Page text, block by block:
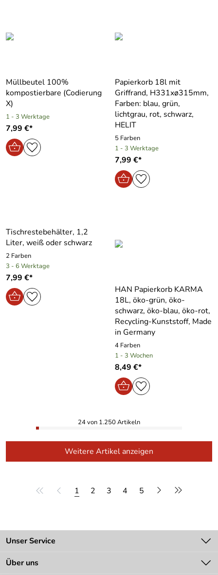
Müllbeutel 100%
kompostierbare (Codierung
X)
1 - 3 Werktage
7,99 €*
Papierkorb 18l mit
Griffrand, H331xø315mm,
Farben: blau, grün,
lichtgrau, rot, schwarz,
HELIT
5 Farben
1 - 3 Werktage
7,99 €*
Tischrestebehälter, 1,2
Liter, weiß oder schwarz
2 Farben
3 - 6 Werktage
7,99 €*
HAN Papierkorb KARMA
18L, öko-grün, öko-
schwarz, öko-blau, öko-rot,
Recycling-Kunststoff, Made
in Germany
4 Farben
1 - 3 Wochen
8,49 €*
24 von 1.250 Artikeln
Weitere Artikel anzeigen
1 2 3 4 5
Unser Service
Kontakt
Über uns